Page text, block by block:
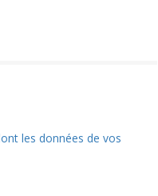
les données de vos